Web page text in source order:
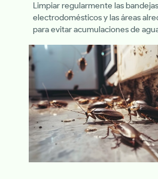
Limpiar regularmente las
electrodomésticos y las áreas
para evitar acumulaciones de